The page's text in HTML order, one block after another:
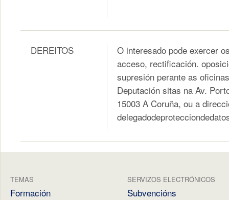
DEREITOS
O interesado pode exercer
acceso, rectificación.
supresión perante as
Deputación sitas na Av.
15003 A Coruña, ou a
TEMAS
Formación
SERVIZOS ELECTRÓNICOS
Subvencións